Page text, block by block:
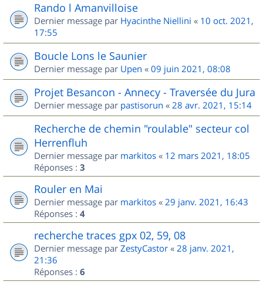
Rando l Amanvilloise
Dernier message par Hyacinthe Niellini « 10 oct. 2021,
17:55
Boucle Lons le Saunier
Dernier message par Upen « 09 juin 2021, 08:08
Projet Besancon - Annecy - Traversée du Jura
Dernier message par pastisorun « 28 avr. 2021, 15:14
Recherche de chemin "roulable" secteur col
Herrenfluh
Dernier message par markitos « 12 mars 2021, 18:05
Réponses : 3
Rouler en Mai
Dernier message par markitos « 29 janv. 2021, 16:43
Réponses : 4
recherche traces gpx 02, 59, 08
Dernier message par ZestyCastor « 28 janv. 2021,
21:36
Réponses : 6